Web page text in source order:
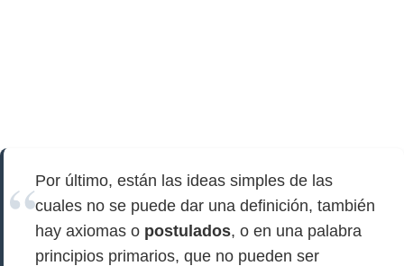
Por último, están las ideas simples de las
cuales no se puede dar una definición, también
hay axiomas o postulados, o en una palabra
principios primarios, que no pueden ser